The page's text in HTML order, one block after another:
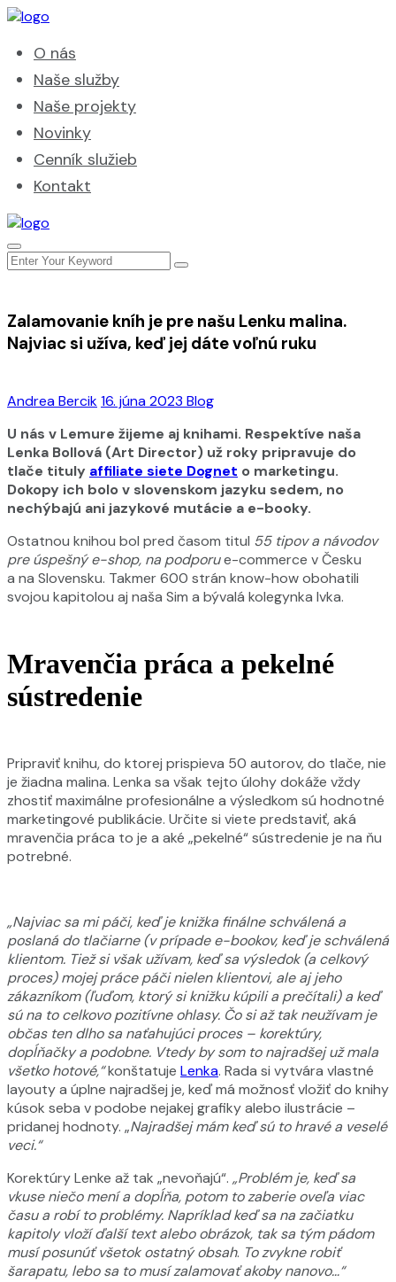
O nás
Naše služby
Naše projekty
Novinky
Cenník služieb
Kontakt
Andrea Bercik16. júna 2023 Blog
Zalamovanie kníh je pre našu Lenku malina.
Najviac si užíva, keď jej dáte voľnú ruku
U nás v Lemure žijeme aj knihami. Respektíve naša
Lenka Bollová (Art Director) už roky pripravuje do
tlače tituly affiliate siete Dognet o marketingu.
Dokopy ich bolo v slovenskom jazyku sedem, no
nechýbajú ani jazykové mutácie a e-booky.
Ostatnou knihou bol pred časom titul 55 tipov a návodov
pre úspešný e-shop, na podporue-commerce v Česku
a na Slovensku. Takmer 600 strán know-how obohatili
svojou kapitolou aj naša Sim a bývalá kolegynka Ivka.
Mravenčia práca a pekelné
sústredenie
Pripraviť knihu, do ktorej prispieva 50 autorov, do tlače, nie
je žiadna malina. Lenka sa však tejto úlohy dokáže vždy
zhostiť maximálne profesionálne a výsledkom sú hodnotné
marketingové publikácie. Určite si viete predstaviť, aká
mravenčia práca to je a aké „pekelné“ sústredenie je na ňu
potrebné.
„Najviac sa mi páči, keď je knižka finálne schválená a
poslaná do tlačiarne (v prípade e-bookov, keď je schválená
klientom. Tiež si však užívam, keď sa výsledok (a celkový
proces) mojej práce páči nielen klientovi, ale aj jeho
zákazníkom (ľuďom, ktorý si knižku kúpili a prečítali) a keď
sú na to celkovo pozitívne ohlasy. Čo si až tak neužívam je
občas ten dlho sa naťahujúci proces – korektúry,
dopĺňačky a podobne. Vtedy by som to najradšej už mala
všetko hotové,“konštatuje Lenka. Rada si vytvára vlastné
layouty a úplne najradšej je, keď má možnosť vložiť do knihy
kúsok seba v podobe nejakej grafiky alebo ilustrácie –
pridanej hodnoty. „Najradšej mám keď sú to hravé a veselé
veci.“
Korektúry Lenke až tak „nevoňajú“. „Problém je, keď sa
vkuse niečo mení a dopĺňa, potom to zaberie oveľa viac
času a robí to problémy. Napríklad keď sa na začiatku
kapitoly vloží ďalší text alebo obrázok, tak sa tým pádom
musí posunúť všetok ostatný obsah. To zvykne robiť
šarapatu, lebo sa to musí zalamovať akoby nanovo…“